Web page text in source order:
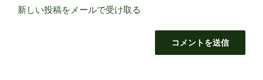
新しい投稿をメールで受け取る